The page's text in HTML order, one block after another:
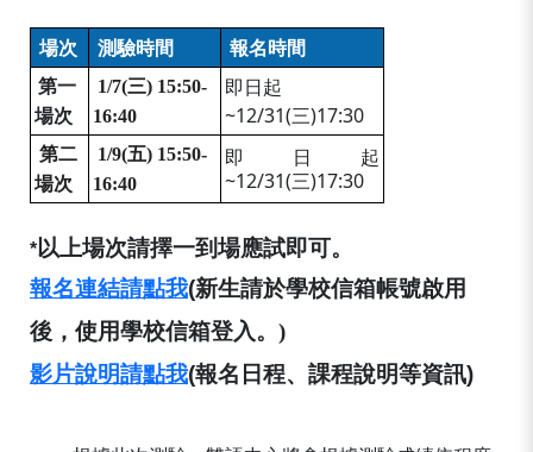
場次 測驗時間 報名時間
第一
場次
1/7(三) 15:50-
16:40
即日起
~12/31(三)17:30
第二
場次
1/9(五) 15:50-
16:40
即日起
~12/31(三)17:30
* 以上場次請擇一到場應試即可。
報名連結請點我(新生請於學校信箱帳號啟用
後，使用學校信箱登入。)
影片說明請點我(報名日程、課程說明等資訊)